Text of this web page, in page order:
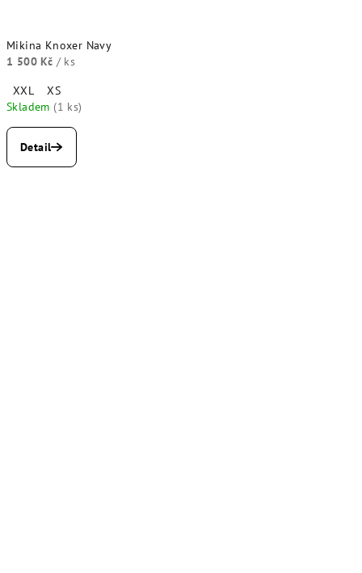
Mikina Knoxer Navy
1 500 Kč / ks
XXL
XS
Skladem (1 ks)
Detail